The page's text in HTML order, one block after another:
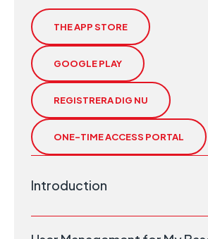
THE APP STORE
GOOGLE PLAY
REGISTRERA DIG NU
ONE-TIME ACCESS PORTAL
Introduction